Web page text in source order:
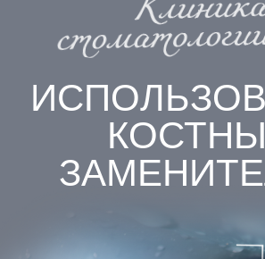
ИСПОЛЬЗОВАНИЕ
КОСТНЫХ
ЗАМЕНИТЕЛЕЙ